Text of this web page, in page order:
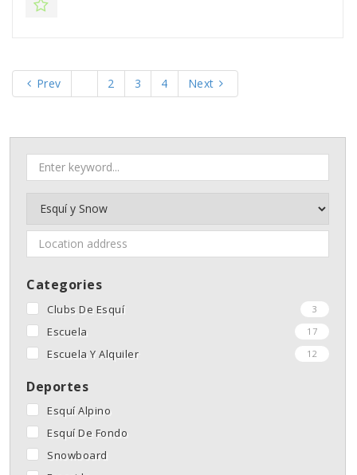
Prev 2 3 4 Next
Categories
Clubs De Esquí 3
Escuela 17
Escuela Y Alquiler 12
Deportes
Esquí Alpino
Esquí De Fondo
Snowboard